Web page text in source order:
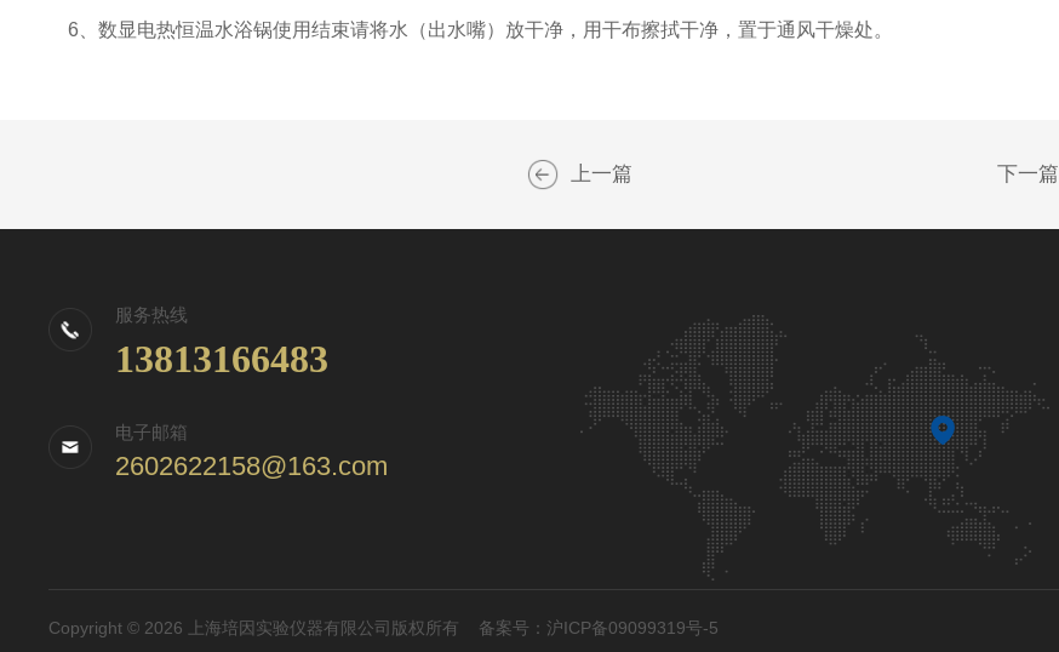
6、数显电热恒温水浴锅使用结束请将水（出水嘴）放干净，用干布擦拭干净，置于通风干燥处。
上一篇 下一篇
服务热线
13813166483
电子邮箱
2602622158@163.com
Copyright © 2026 上海培因实验仪器有限公司版权所有 备案号：沪ICP备09099319号-5